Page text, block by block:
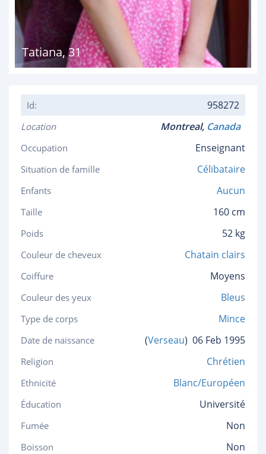
Tatiana,31
Id: 958272
Location Montreal, Canada
Occupation Enseignant
Situation de famille Célibataire
Enfants Aucun
Taille 160 cm
Poids 52 kg
Couleur de cheveux Chatain clairs
Coiffure Moyens
Couleur des yeux Bleus
Type de corps Mince
Date de naissance (Verseau) 06 Feb 1995
Religion Chrétien
Ethnicité Blanc/Européen
Éducation Université
Fumée Non
Boisson Non